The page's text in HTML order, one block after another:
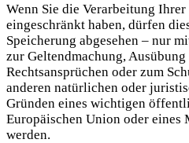
Wenn Sie die Verarbeitung
eingeschränkt haben, dürfen
Speicherung abgesehen – nur
zur Geltendmachung,
Rechtsansprüchen oder zum
anderen natürlichen oder
Gründen eines wichtigen
Europäischen Union oder eines
werden.